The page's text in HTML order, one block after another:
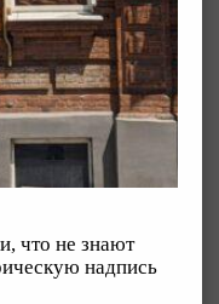
что не знают
надпись